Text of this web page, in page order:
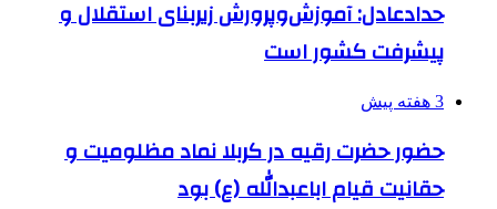
حدادعادل: آموزش‌وپرورش زیربنای استقلال و
پیشرفت کشور است
3 هفته پیش
حضور حضرت رقیه در کربلا نماد مظلومیت و
حقانیت قیام اباعبدالله (ع) بود